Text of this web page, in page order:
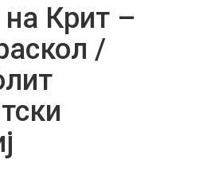
Крит –
/